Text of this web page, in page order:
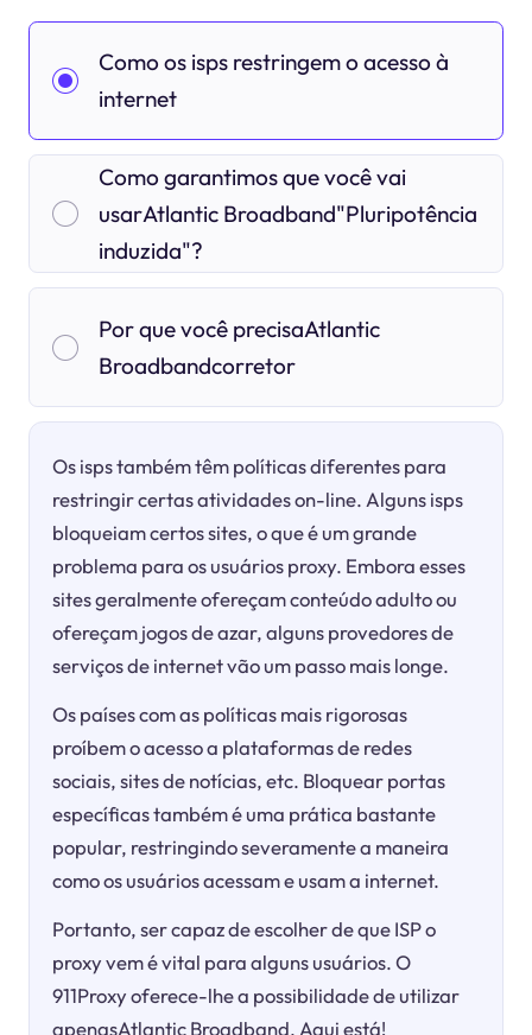
Como os isps restringem o acesso à
internet
Como garantimos que você vai
usarAtlantic Broadband"Pluripotência
induzida"?
Por que você precisaAtlantic
Broadbandcorretor
Os isps também têm políticas diferentes para
restringir certas atividades on-line. Alguns isps
bloqueiam certos sites, o que é um grande
problema para os usuários proxy. Embora esses
sites geralmente ofereçam conteúdo adulto ou
ofereçam jogos de azar, alguns provedores de
serviços de internet vão um passo mais longe.
Os países com as políticas mais rigorosas
proíbem o acesso a plataformas de redes
sociais, sites de notícias, etc. Bloquear portas
específicas também é uma prática bastante
popular, restringindo severamente a maneira
como os usuários acessam e usam a internet.
Portanto, ser capaz de escolher de que ISP o
proxy vem é vital para alguns usuários. O
911Proxy oferece-lhe a possibilidade de utilizar
apenasAtlantic Broadband. Aqui está!